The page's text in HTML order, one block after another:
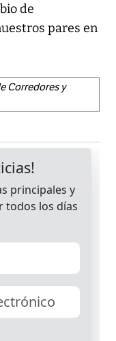
de
pares en
Corredores y